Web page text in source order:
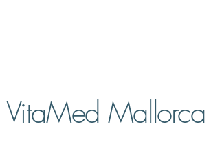
VitaMed Mallorca